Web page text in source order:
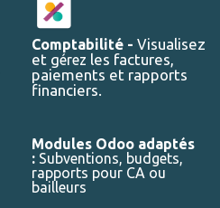
Comptabilité - Visualisez
et gérez les factures,
paiements et rapports
financiers.
Modules Odoo adaptés
: Subventions, budgets,
rapports pour CA ou
bailleurs